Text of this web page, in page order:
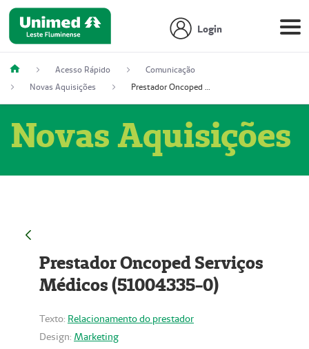
Login
Acesso Rápido
Comunicação
Novas Aquisições
Prestador Oncoped Serviços Médicos (51004335-0)
Novas Aquisições
Prestador Oncoped Serviços
Médicos (51004335-0)
Texto: Relacionamento do prestador
Design: Marketing